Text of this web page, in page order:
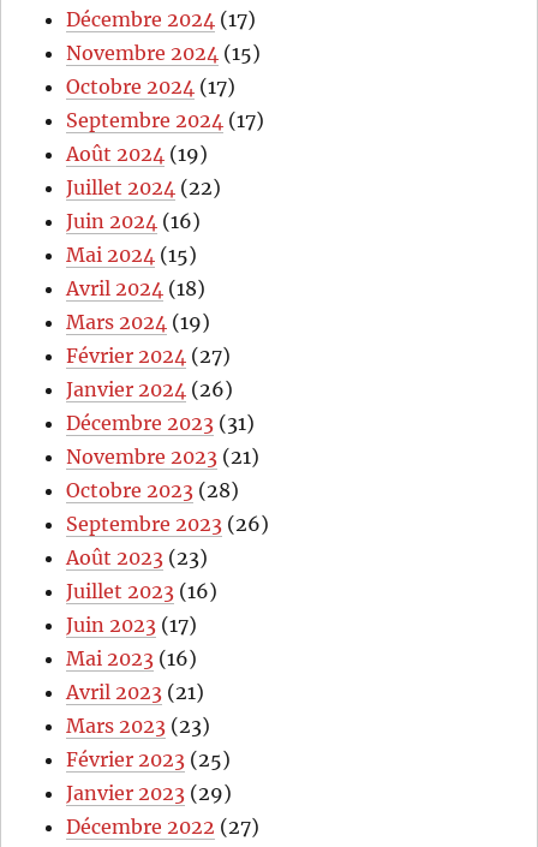
Décembre 2024 (17)
Novembre 2024 (15)
Octobre 2024 (17)
Septembre 2024 (17)
Août 2024 (19)
Juillet 2024 (22)
Juin 2024 (16)
Mai 2024 (15)
Avril 2024 (18)
Mars 2024 (19)
Février 2024 (27)
Janvier 2024 (26)
Décembre 2023 (31)
Novembre 2023 (21)
Octobre 2023 (28)
Septembre 2023 (26)
Août 2023 (23)
Juillet 2023 (16)
Juin 2023 (17)
Mai 2023 (16)
Avril 2023 (21)
Mars 2023 (23)
Février 2023 (25)
Janvier 2023 (29)
Décembre 2022 (27)